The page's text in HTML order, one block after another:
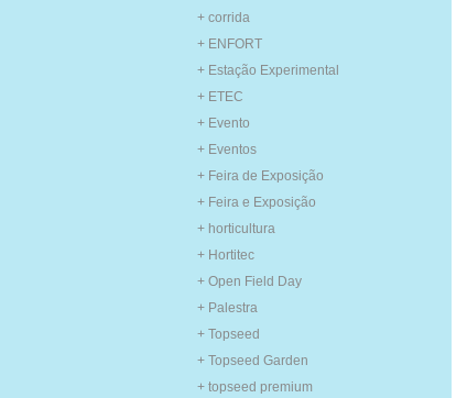
+ corrida
+ ENFORT
+ Estação Experimental
+ ETEC
+ Evento
+ Eventos
+ Feira de Exposição
+ Feira e Exposição
+ horticultura
+ Hortitec
+ Open Field Day
+ Palestra
+ Topseed
+ Topseed Garden
+ topseed premium